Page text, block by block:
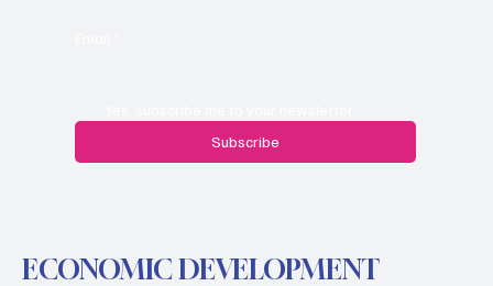
Subscribe
ECONOMIC DEVELOPMENT